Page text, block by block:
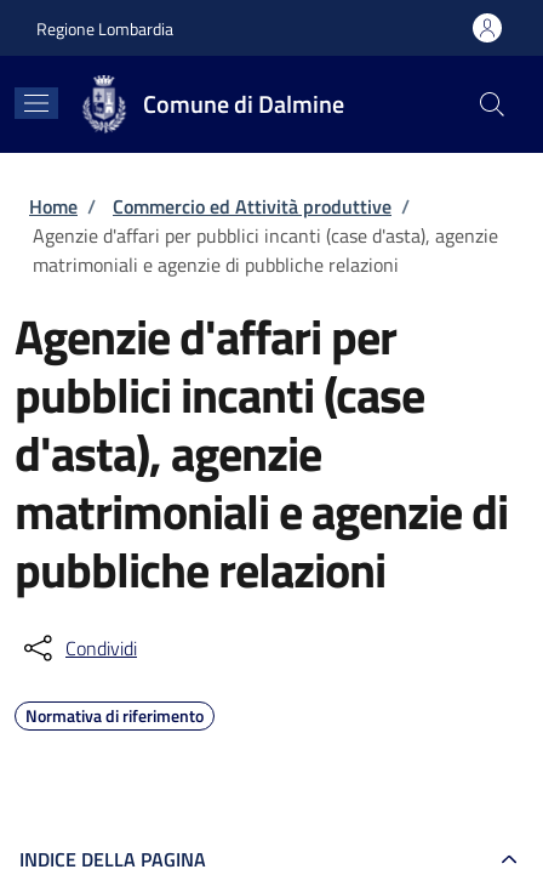
Regione Lombardia
Comune di Dalmine
Briciole di pane
Home / Commercio ed Attività produttive /
Agenzie d'affari per pubblici incanti (case d'asta), agenzie
matrimoniali e agenzie di pubbliche relazioni
Agenzie d'affari per
pubblici incanti (case
d'asta), agenzie
matrimoniali e agenzie di
pubbliche relazioni
Condividi
Normativa di riferimento
INDICE DELLA PAGINA